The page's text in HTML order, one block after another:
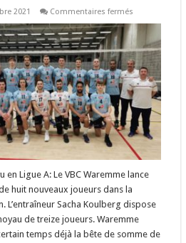
2021 Commentaires ferméssur
Koulberg
(VBC
Waremme):
“La
hargne
est
bien
plus
grande
que
la
saison
dernière”
en Ligue A: Le VBC Waremme lance
huit nouveaux joueurs dans la
L’entraîneur Sacha Koulberg dispose
de treize joueurs. Waremme
temps déjà la bête de somme de